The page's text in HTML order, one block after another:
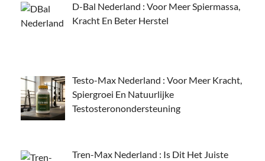
D-Bal Nederland : Voor Meer Spiermassa,
Kracht En Beter Herstel
Testo-Max Nederland : Voor Meer Kracht,
Spiergroei En Natuurlijke
Testosteronondersteuning
Tren-Max Nederland : Is Dit Het Juiste